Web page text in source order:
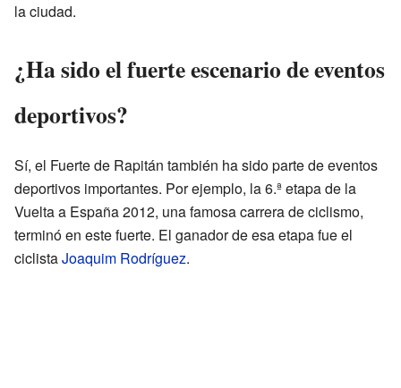
la ciudad.
¿Ha sido el fuerte escenario de eventos
deportivos?
Sí, el Fuerte de Rapitán también ha sido parte de eventos
deportivos importantes. Por ejemplo, la 6.ª etapa de la
Vuelta a España 2012, una famosa carrera de ciclismo,
terminó en este fuerte. El ganador de esa etapa fue el
ciclistaJoaquim Rodríguez.